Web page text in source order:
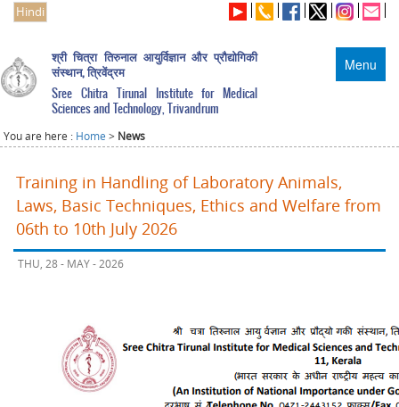
Hindi
Menu
श्री चित्रा तिरुनाल आयुर्विज्ञान और प्रौद्योगिकी
संस्थान, त्रिवेंद्रम
Sree Chitra Tirunal Institute for Medical
Sciences and Technology, Trivandrum
You are here : Home > News
Training in Handling of Laboratory Animals,
Laws, Basic Techniques, Ethics and Welfare from
06th to 10th July 2026
THU, 28 - MAY - 2026